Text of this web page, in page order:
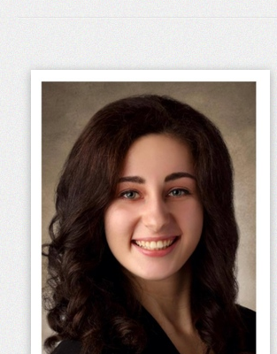
MUNKATÁRSAK
AKTUÁLIS
GALÉRIA
KAPCSOLAT